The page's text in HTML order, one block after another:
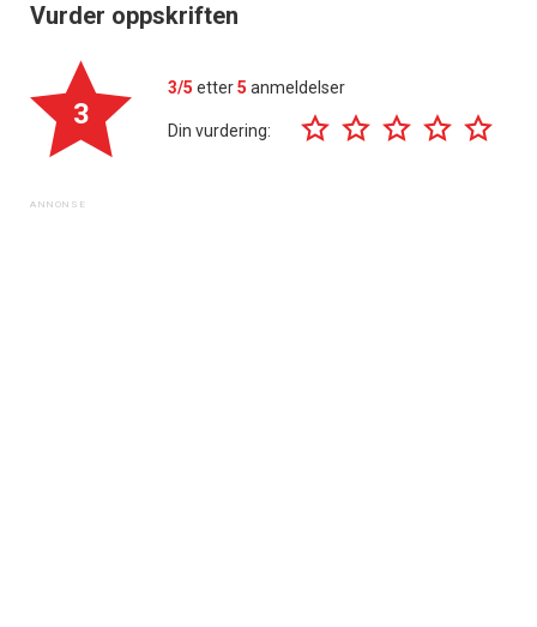
Vurder oppskriften
3
3/5 etter5 anmeldelser
Din vurdering: